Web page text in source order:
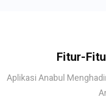
Fitur-
Aplikasi Anabul